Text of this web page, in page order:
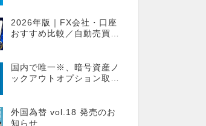
2026年版｜FX会社・口座
おすすめ比較／自動売買・
国内で唯一※、暗号資産ノ
ックアウトオプション取引
プション［FXTF］
外国為替 vol.18 発売のお
知らせ